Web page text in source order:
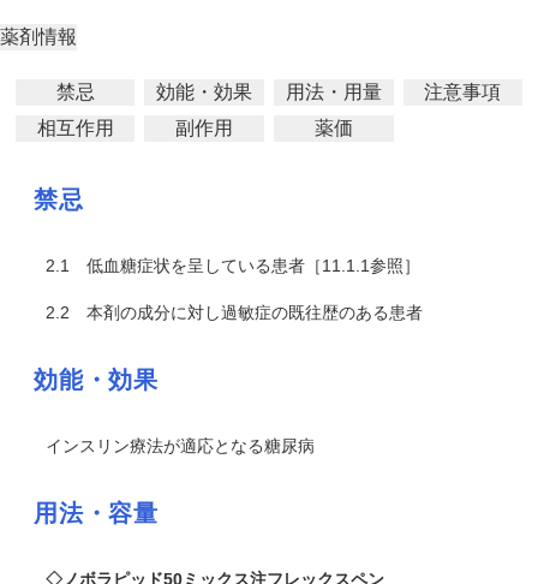
薬剤情報
禁忌 効能・効果 用法・用量
注意事項
相互作用
副作用 薬価
禁忌
2.1 低血糖症状を呈している患者［11.1.1参照］
2.2 本剤の成分に対し過敏症の既往歴のある患者
効能・効果
インスリン療法が適応となる糖尿病
用法・容量
◇ノボラピッド50ミックス注フレックスペン